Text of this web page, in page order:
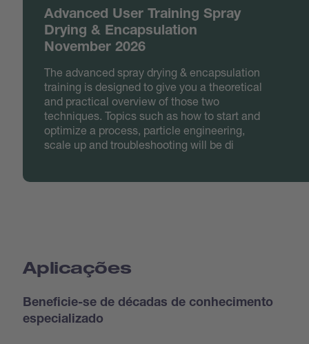
Advanced User Training Spray
Drying & Encapsulation
November 2026
The advanced spray drying & encapsulation
training is designed to give you a theoretical
and practical overview of those two
techniques. Topics such as how to start and
optimize a process, particle engineering,
scale up and troubleshooting will be di
Aplicações
Beneficie-se de décadas de conhecimento
especializado